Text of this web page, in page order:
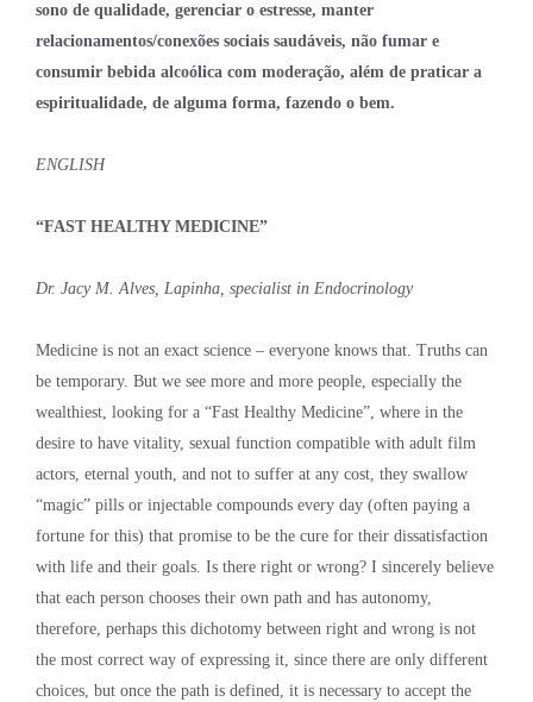
sono de qualidade, gerenciar o estresse, manter
relacionamentos/conexões sociais saudáveis, não fumar e
consumir bebida alcoólica com moderação, além de praticar a
espiritualidade, de alguma forma, fazendo o bem.
ENGLISH
“FAST HEALTHY MEDICINE”
Dr. Jacy M. Alves, Lapinha, specialist in Endocrinology
Medicine is not an exact science – everyone knows that. Truths can
be temporary. But we see more and more people, especially the
wealthiest, looking for a “Fast Healthy Medicine”, where in the
desire to have vitality, sexual function compatible with adult film
actors, eternal youth, and not to suffer at any cost, they swallow
“magic” pills or injectable compounds every day (often paying a
fortune for this) that promise to be the cure for their dissatisfaction
with life and their goals. Is there right or wrong? I sincerely believe
that each person chooses their own path and has autonomy,
therefore, perhaps this dichotomy between right and wrong is not
the most correct way of expressing it, since there are only different
choices, but once the path is defined, it is necessary to accept the